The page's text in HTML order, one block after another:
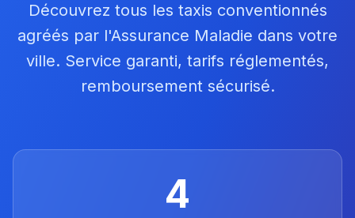
Découvrez tous les taxis conventionnés
agréés par l'Assurance Maladie dans votre
ville. Service garanti, tarifs réglementés,
remboursement sécurisé.
4